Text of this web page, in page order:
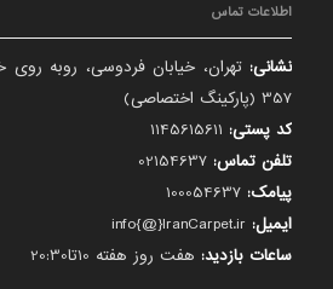
اطلاعات تماس
نشانی: تهران، خیابان فردوسی، روبه روی
357 (پارکینگ اختصاصی)
کد پستی:
تلفن تماس:
پیامک:
ایمیل:
ساعات بازدید: هفت روز هفته 10تا20:30